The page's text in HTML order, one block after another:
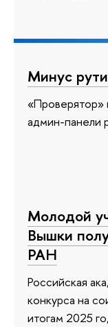
Минус
админ-панели
Молодой
Вышки
РАН
Российская
конкурса на
итогам 2025